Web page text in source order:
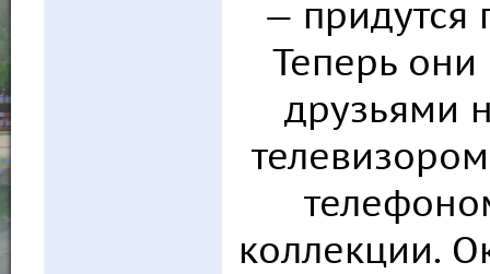
— придутся
Теперь они
друзьями
коллекции.